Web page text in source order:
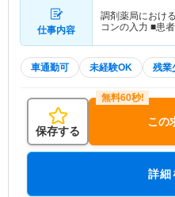
仕事内容
調剤薬局におけ
コンの入力 ■患
車通勤可 未経験OK 残業
保存する
この
詳細